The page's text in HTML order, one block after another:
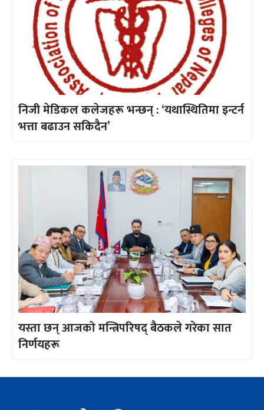
निजी मेडिकल कलेजहरू भन्छन् : ‘यथास्थितिमा इन्टर्न
भत्ता बढाउन सकिदैन’
यस्ता छन् आजको मन्त्रिपरिषद् बैठकले गरेका सात
निर्णयहरू